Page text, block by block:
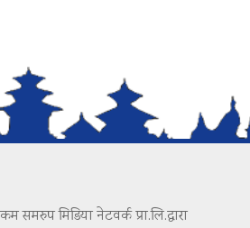
समरुप मिडिया नेटवर्क प्रा.लि.द्वारा